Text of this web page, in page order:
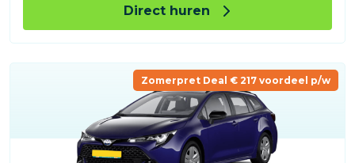
Direct huren
Zomerpret Deal € 217 voordeel p/w